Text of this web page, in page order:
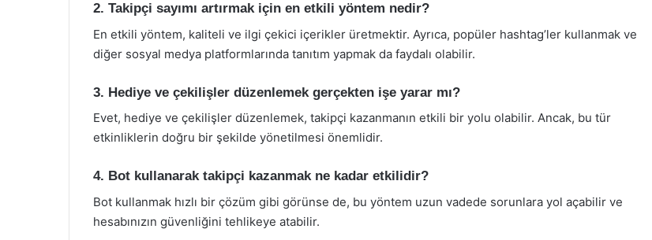
2. Takipçi sayımı artırmak için en etkili yöntem nedir?
En etkili yöntem, kaliteli ve ilgi çekici içerikler üretmektir. Ayrıca, popüler hashtag’ler kullanmak ve
diğer sosyal medya platformlarında tanıtım yapmak da faydalı olabilir.
3. Hediye ve çekilişler düzenlemek gerçekten işe yarar mı?
Evet, hediye ve çekilişler düzenlemek, takipçi kazanmanın etkili bir yolu olabilir. Ancak, bu tür
etkinliklerin doğru bir şekilde yönetilmesi önemlidir.
4. Bot kullanarak takipçi kazanmak ne kadar etkilidir?
Bot kullanmak hızlı bir çözüm gibi görünse de, bu yöntem uzun vadede sorunlara yol açabilir ve
hesabınızın güvenliğini tehlikeye atabilir.